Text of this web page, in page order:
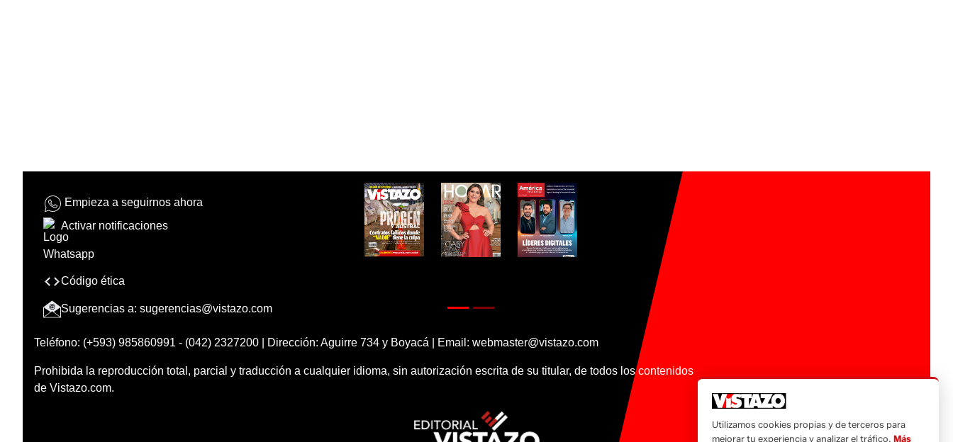
Empieza a seguirnos ahora
Activar notificaciones
Código ética
Sugerencias a: sugerencias@vistazo.com
Teléfono: (+593) 985860991 - (042) 2327200 | Dirección: Aguirre 734 y Boyacá | Email: webmaster@vistazo.com
Prohibida la reproducción total, parcial y traducción a cualquier idioma, sin autorización escrita de su titular, de todos los contenidos
de Vistazo.com.
Utilizamos cookies propias y de terceros para
mejorar tu experiencia y analizar el tráfico. Más